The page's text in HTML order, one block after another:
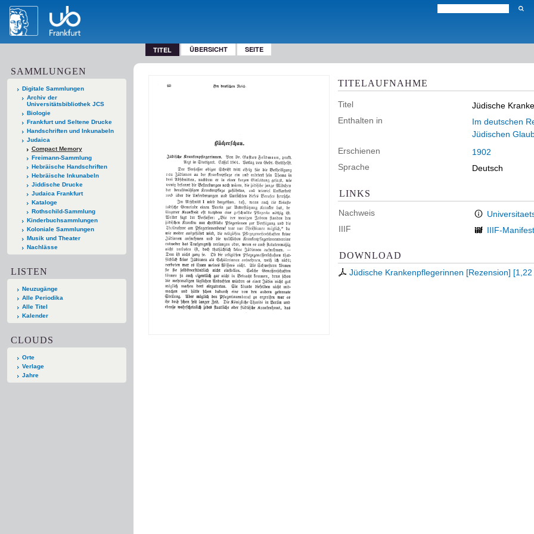
TITEL ÜBERSICHT SEITE
SAMMLUNGEN
Digitale Sammlungen
Archiv der
Universitätsbibliothek JCS
Biologie
Frankfurt und Seltene Drucke
Handschriften und Inkunabeln
Judaica
Compact Memory
Freimann-Sammlung
Hebräische Handschriften
Hebräische Inkunabeln
Jiddische Drucke
Judaica Frankfurt
Kataloge
Rothschild-Sammlung
Kinderbuchsammlungen
Koloniale Sammlungen
Musik und Theater
Nachlässe
LISTEN
Neuzugänge
Alle Periodika
Alle Titel
Kalender
CLOUDS
Orte
Verlage
Jahre
TITELAUFNAHME
Titel
Jüdische
Enthalten in
Im deutschen
Jüdischen
Erschienen
1902
Sprache
Deutsch
LINKS
Nachweis
IIIF
IIIF-Manifest
DOWNLOAD
Jüdische Krankenpflegerinnen [Rezension] [1,22